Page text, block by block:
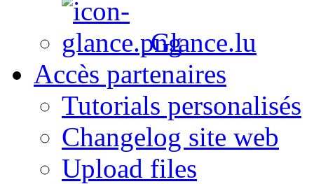
Glance.lu
Accès partenaires
Tutorials personalisés
Changelog site web
Upload files